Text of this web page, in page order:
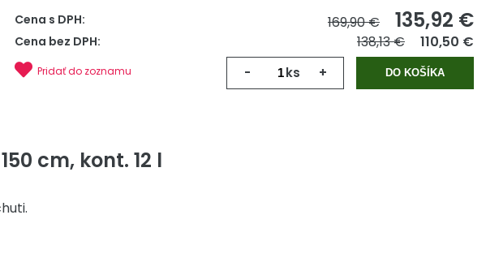
Cena s DPH: 169,90 € 135,92 €
Cena bez DPH: 138,13 € 110,50 €
- ks + DO KOŠÍKA
Pridať do zoznamu
cm, kont. 12 l